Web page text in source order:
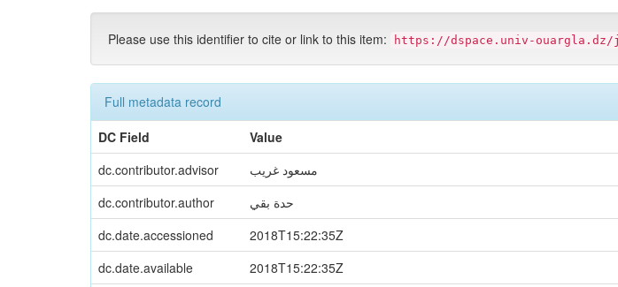
Please use this identifier to cite or link to this item: https://dspace.univ-ouargla.dz/
Full metadata record
DC Field
Value
dc.contributor.advisor
مسعود غريب
dc.contributor.author
حدة بقي
dc.date.accessioned
2018T15:22:35Z
dc.date.available
2018T15:22:35Z